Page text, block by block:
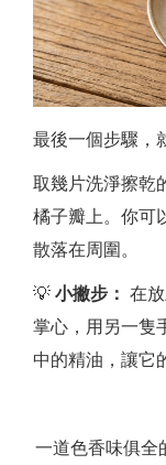
最後一個步驟，
取幾片洗淨擦乾
橘子瓣上。你可
散落在周圍。
💡 小撇步： 在
掌心，用另一隻
中的精油，讓它
一道色香味俱全